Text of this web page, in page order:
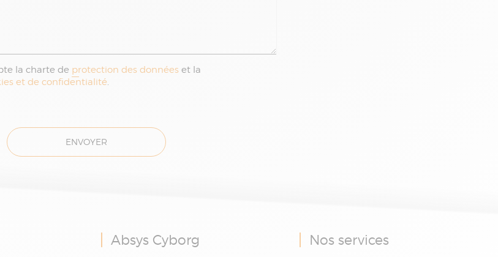
la charte de protection des données et la
et de confidentialité.
ENVOYER
Absys Cyborg Nos services